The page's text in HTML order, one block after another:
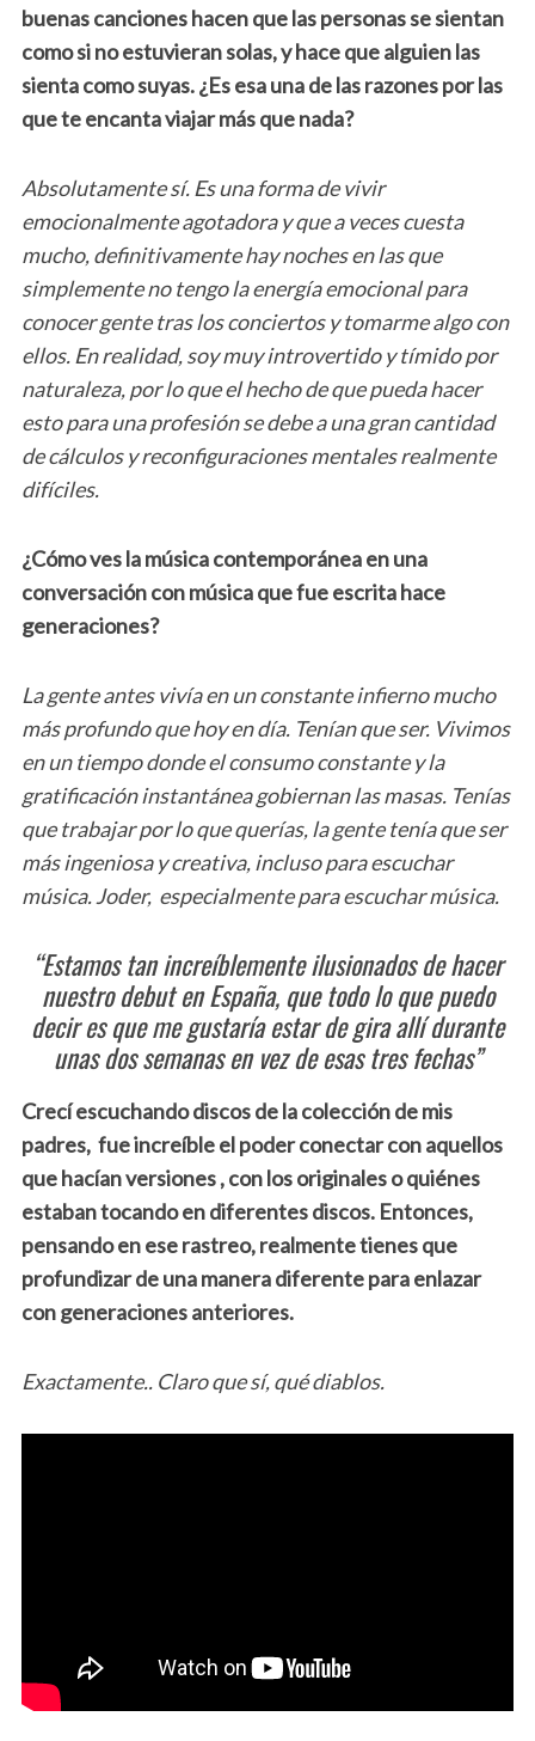
buenas canciones hacen que las personas se sientan
como si no estuvieran solas, y hace que alguien las
sienta como suyas. ¿Es esa una de las razones por las
que te encanta viajar más que nada?
Absolutamente sí. Es una forma de vivir
emocionalmente agotadora y que a veces cuesta
mucho, definitivamente hay noches en las que
simplemente no tengo la energía emocional para
conocer gente tras los conciertos y tomarme algo con
ellos. En realidad, soy muy introvertido y tímido por
naturaleza, por lo que el hecho de que pueda hacer
esto para una profesión se debe a una gran cantidad
de cálculos y reconfiguraciones mentales realmente
difíciles.
¿Cómo ves la música contemporánea en una
conversación con música que fue escrita hace
generaciones?
La gente antes vivía en un constante infierno mucho
más profundo que hoy en día. Tenían que ser. Vivimos
en un tiempo donde el consumo constante y la
gratificación instantánea gobiernan las masas. Tenías
que trabajar por lo que querías, la gente tenía que ser
más ingeniosa y creativa, incluso para escuchar
música. Joder, especialmente para escuchar música.
“Estamos tan increíblemente ilusionados de hacer
nuestro debut en España, que todo lo que puedo
decir es que me gustaría estar de gira allí durante
unas dos semanas en vez de esas tres fechas”
Crecí escuchando discos de la colección de mis
padres, fue increíble el poder conectar con aquellos
que hacían versiones , con los originaleso quiénes
estaban tocando en diferentes discos. Entonces,
pensando en ese rastreo, realmente tienes que
profundizar de una manera diferente para enlazar
con generaciones anteriores.
Exactamente.. Claro que sí, qué diablos.